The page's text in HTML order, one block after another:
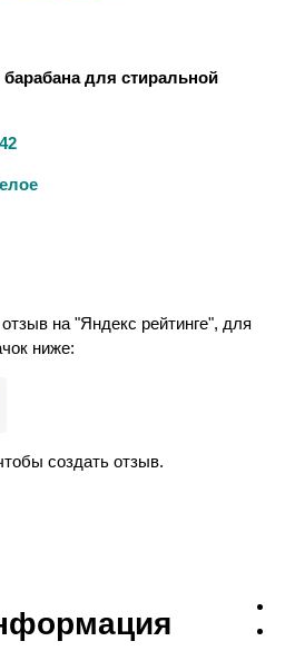
для стиральной
на "Яндекс рейтинге", для
ниже:
создать отзыв.